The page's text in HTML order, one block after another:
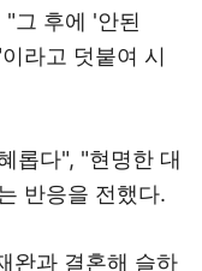
그 후에 '안된
라고 덧붙여 시
롭다", "현명한 대
반응을 전했다.
완과 결혼해 슬하